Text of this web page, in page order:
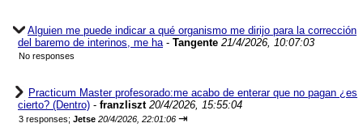
Alguien me puede indicar a qué organismo me dirijo para la corrección
del baremo de interinos, me ha- Tangente 21/4/2026, 10:07:03
No responses
Practicum Master profesorado:me acabo de enterar que no pagan ¿es
cierto? (Dentro) - franzliszt 20/4/2026, 15:55:04
3 responses; Jetse 20/4/2026, 22:01:06 ⇥